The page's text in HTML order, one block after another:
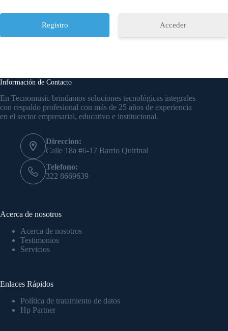
Acceder
Información de Contacto
En Tecnomusic brindamos soluciones tecnológicas integrales
con respaldo profesional con más de 25 años de experiencia
en el sector empresarial, educativo e institucional.
Direccion:
Calle 18a #6-17 Barrio Quirinal
Telefono:
322 8669639
Acerca de nosotros
Acerca de nosotros
Testimonios
Servicios
Enlaces Rápidos
Política de tratamiento de datos
Hp Partner